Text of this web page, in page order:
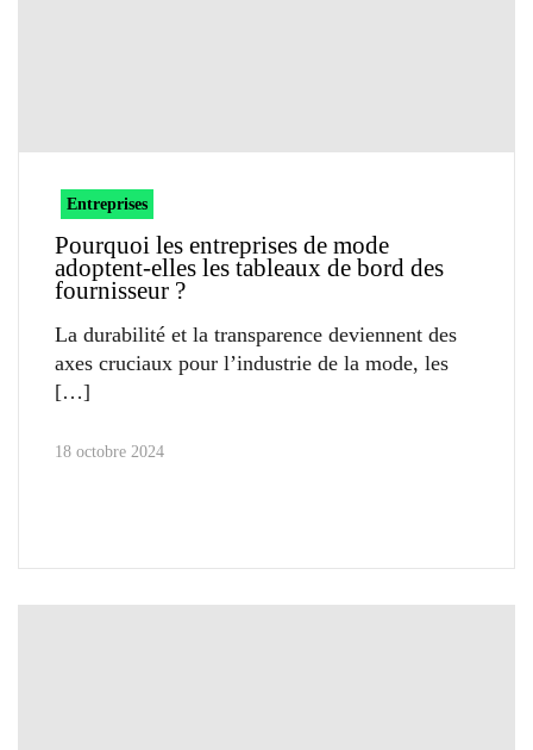
Entreprises
Pourquoi les entreprises de mode
adoptent-elles les tableaux de bord des
fournisseur ?
La durabilité et la transparence deviennent des
axes cruciaux pour l’industrie de la mode, les
18 octobre 2024